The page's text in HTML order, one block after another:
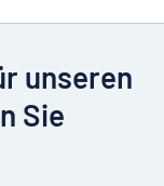
unseren
Sie